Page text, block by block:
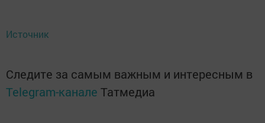
Источник
Следите за самым важным и интересным в
Telegram-канале Татмедиа